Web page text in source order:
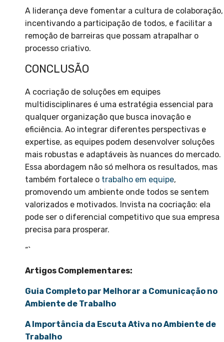
A liderança deve fomentar a cultura de colaboração,
incentivando a participação de todos, e facilitar a
remoção de barreiras que possam atrapalhar o
processo criativo.
CONCLUSÃO
A cocriação de soluções em equipes
multidisciplinares é uma estratégia essencial para
qualquer organização que busca inovação e
eficiência. Ao integrar diferentes perspectivas e
expertise, as equipes podem desenvolver soluções
mais robustas e adaptáveis às nuances do mercado.
Essa abordagem não só melhora os resultados, mas
também fortalece o trabalho em equipe,
promovendo um ambiente onde todos se sentem
valorizados e motivados. Invista na cocriação: ela
pode ser o diferencial competitivo que sua empresa
precisa para prosperar.
“`
Artigos Complementares:
Guia Completo par Melhorar a Comunicação no
Ambiente de Trabalho
A Importância da Escuta Ativa no Ambiente de
Trabalho